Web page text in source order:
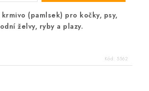
(pamlsek) pro kočky, psy,
želvy, ryby a plazy.
Kód: 5562